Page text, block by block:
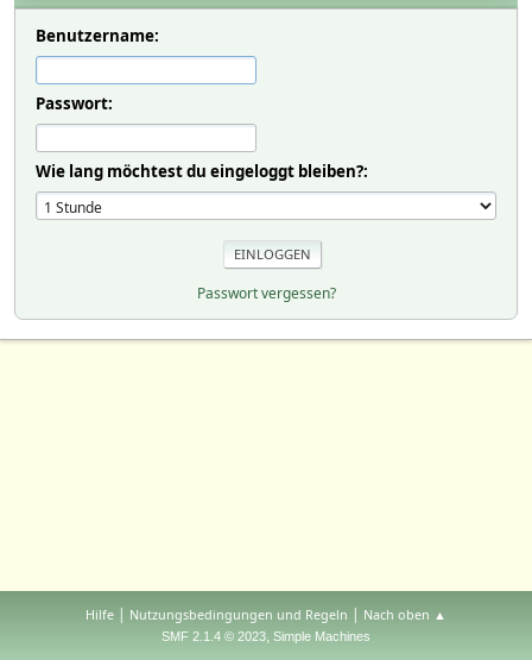
Benutzername:
Passwort:
Wie lang möchtest du eingeloggt bleiben?:
Passwort vergessen?
Hilfe | Nutzungsbedingungen und Regeln | Nach oben ▲
SMF 2.1.4 © 2023, Simple Machines